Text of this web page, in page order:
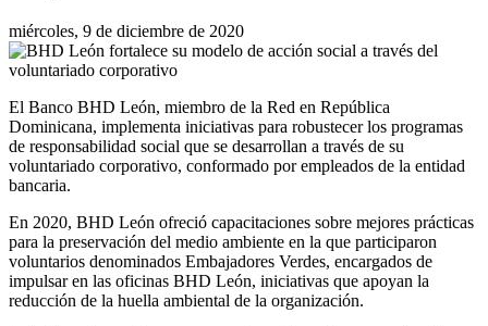
miércoles, 9 de diciembre de 2020
El Banco BHD León, miembro de la Red en República
Dominicana, implementa iniciativas para robustecer los programas
de responsabilidad social que se desarrollan a través de su
voluntariado corporativo, conformado por empleados de la entidad
bancaria.
En 2020, BHD León ofreció capacitaciones sobre mejores prácticas
para la preservación del medio ambiente en la que participaron
voluntarios denominados Embajadores Verdes, encargados de
impulsar en las oficinas BHD León, iniciativas que apoyan la
reducción de la huella ambiental de la organización.